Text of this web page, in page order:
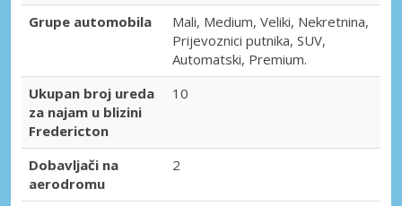
Grupe automobila
Mali, Medium, Veliki, Nekretnina,
Prijevoznici putnika, SUV,
Automatski, Premium.
Ukupan broj ureda
za najam u blizini
Fredericton
10
Dobavljači na
aerodromu
2